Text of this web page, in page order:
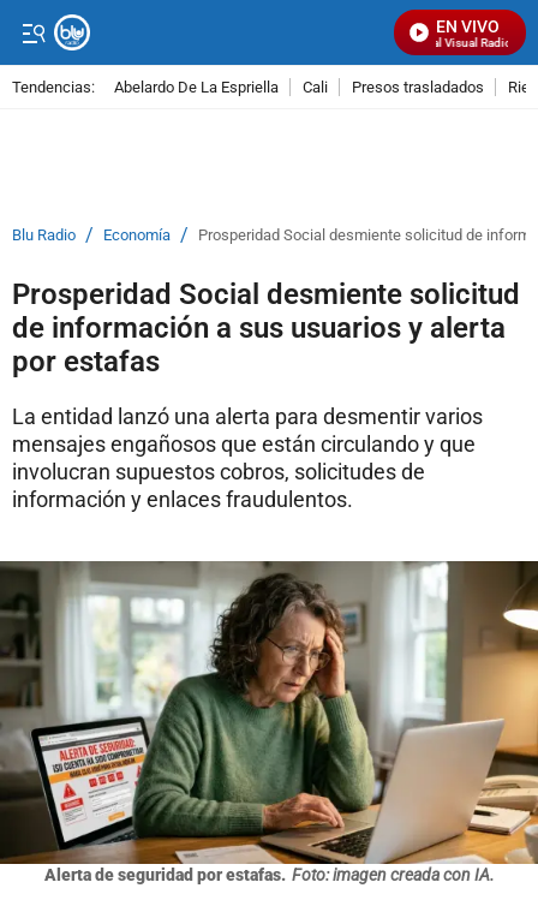
EN VIVO
Señal Visual Radio
Tendencias: Abelardo De La Espriella Cali Presos trasladados
Blu Radio / Economía / Prosperidad Social desmiente solicitud de
Prosperidad Social desmiente solicitud
de información a sus usuarios y alerta
por estafas
La entidad lanzó una alerta para desmentir varios
mensajes engañosos que están circulando y que
involucran supuestos cobros, solicitudes de
información y enlaces fraudulentos.
Alerta de seguridad por estafas. Foto: imagen creada con IA.